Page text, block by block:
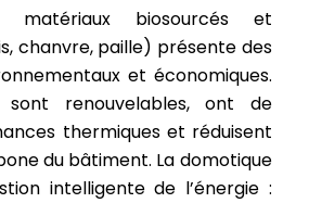
matériaux biosourcés et
chanvre, paille) présente des
et économiques.
sont renouvelables, ont de
thermiques et réduisent
du bâtiment. La domotique
intelligente de l’énergie :